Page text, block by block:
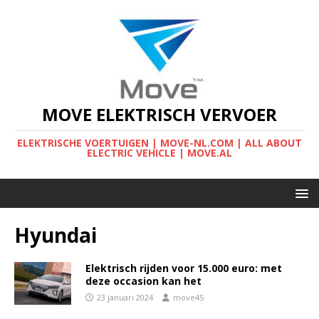
MOVE ELEKTRISCH VERVOER
ELEKTRISCHE VOERTUIGEN | MOVE-NL.COM | ALL ABOUT
ELECTRIC VEHICLE | MOVE.AL
Hyundai
Elektrisch rijden voor 15.000 euro: met
deze occasion kan het
23 januari 2024 move45